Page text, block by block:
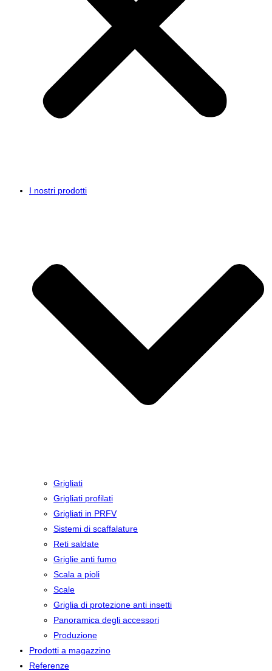
I nostri prodotti
Grigliati
Grigliati profilati
Grigliati in PRFV
Sistemi di scaffalature
Reti saldate
Griglie anti fumo
Scala a pioli
Scale
Griglia di protezione anti insetti
Panoramica degli accessori
Produzione
Prodotti a magazzino
Referenze